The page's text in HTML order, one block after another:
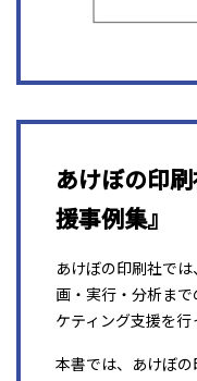
あけぼの印
援事例集』
あけぼの印刷社で
画・実行・分析ま
ケティング支援を行
本書では、あけぼ